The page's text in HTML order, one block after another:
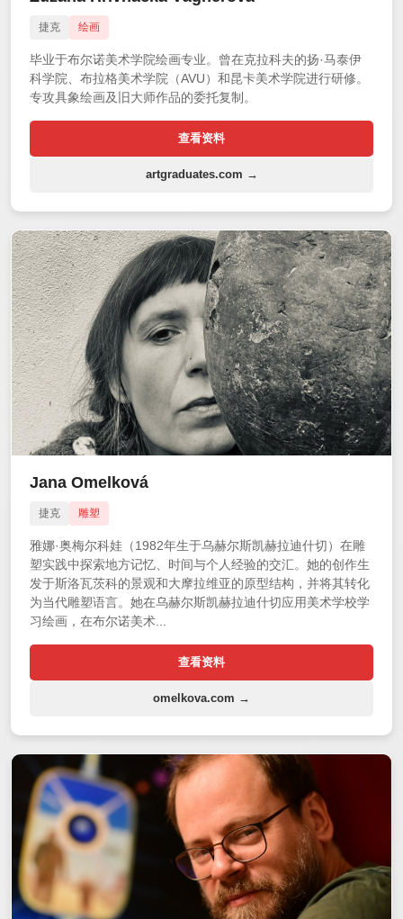
捷克 绘画
毕业于布尔诺美术学院绘画专业。曾在克拉科夫的扬·马泰伊
科学院、布拉格美术学院（AVU）和昆卡美术学院进行研修。
专攻具象绘画及旧大师作品的委托复制。
查看资料
artgraduates.com →
Jana Omelková
捷克 雕塑
雅娜·奥梅尔科娃（1982年生于乌赫尔斯凯赫拉迪什切）在雕
塑实践中探索地方记忆、时间与个人经验的交汇。她的创作生
发于斯洛瓦茨科的景观和大摩拉维亚的原型结构，并将其转化
为当代雕塑语言。她在乌赫尔斯凯赫拉迪什切应用美术学校学
习绘画，在布尔诺美术...
查看资料
omelkova.com →